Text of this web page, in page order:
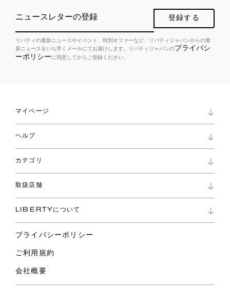
ニュースレターの登録 登録する
リバティの最新ニュースやイベント、特別オファーなど、リバティジャパンからの最
新ニュースをいち早くメールにてお届けします。リバティジャパンのプライバシ
ーポリシーに同意してからご登録ください。
マイページ
ロイヤリティプログラム
パスワード再設定
ショッピングバッグ
ヘルプ
お問い合わせ
よくあるご質問
ご利用ガイド
カテゴリ
コレクション
ファブリックス
バッグ
スカーフ
ウェア
ライフスタイル
スペシャル
取扱店舗
リバティ・ファブリックス
LIBERTYについて
プライバシーポリシー
ご利用規約
会社概要